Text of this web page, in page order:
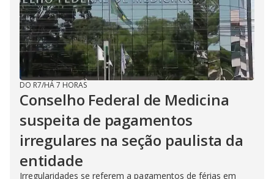
DO R7/HÁ 7 HORAS
Conselho Federal de Medicina
suspeita de pagamentos
irregulares na seção paulista da
entidade
Irregularidades se referem a pagamentos de férias em